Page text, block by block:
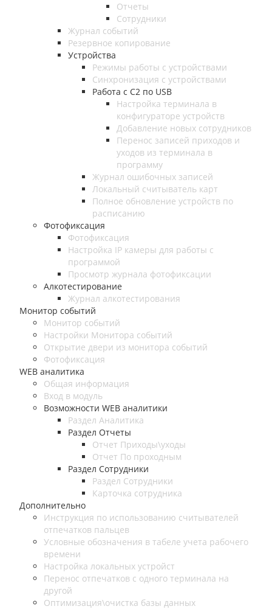
Отчеты
Сотрудники
Журнал событий
Резервное копирование
Устройства
Режимы работы с устройствами
Синхронизация с устройствами
Работа с C2 по USB
Настройка терминала в
конфигураторе устройств
Добавление новых сотрудников
Перенос записей приходов и
уходов из терминала в
программу
Журнал ошибочных записей
Локальный считыватель карт
Полное обновление устройств по
расписанию
Фотофиксация
Фотофиксация
Настройка IP камеры для работы с
программой
Просмотр журнала фотофиксации
Алкотестирование
Журнал алкотестирования
Монитор событий
Монитор событий
Настройки Монитора событий
Открытие двери из монитора событий
Фотофиксация
WEB аналитика
Общая информация
Вход в модуль
Возможности WEB аналитики
Раздел Аналитика
Раздел Отчеты
Отчет Приходы\уходы
Отчет По проходным
Раздел Сотрудники
Раздел Сотрудники
Карточка сотрудника
Дополнительно
Инструкция по использованию считывателей
отпечатков пальцев
Условные обозначения в табеле учета рабочего
времени
Настройка локальных устройст
Перенос отпечатков с одного терминала на
другой
Оптимизация\очистка базы данных